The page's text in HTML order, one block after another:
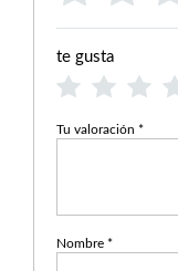
te gusta
Tu valoración *
Nombre *